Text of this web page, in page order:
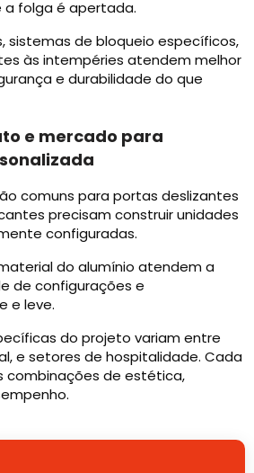
folga é apertada.
sistemas de bloqueio específicos,
às intempéries atendem melhor
e durabilidade do que
e mercado para
comuns para portas deslizantes
precisam construir unidades
configuradas.
do alumínio atendem a
de configurações e
e leve.
do projeto variam entre
e setores de hospitalidade. Cada
combinações de estética,